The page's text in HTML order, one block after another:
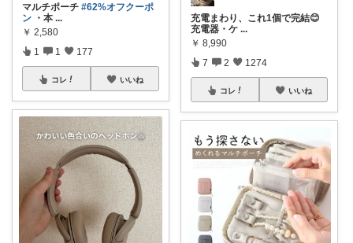
マルチポーチ #62%オフクーポ
ン ・本 ...
￥ 2,580
1 1 177
コレ いいね
充電まわり、これ1個で完結😊
充電器・ケ ...
￥ 8,990
7 2 1274
コレ いいね